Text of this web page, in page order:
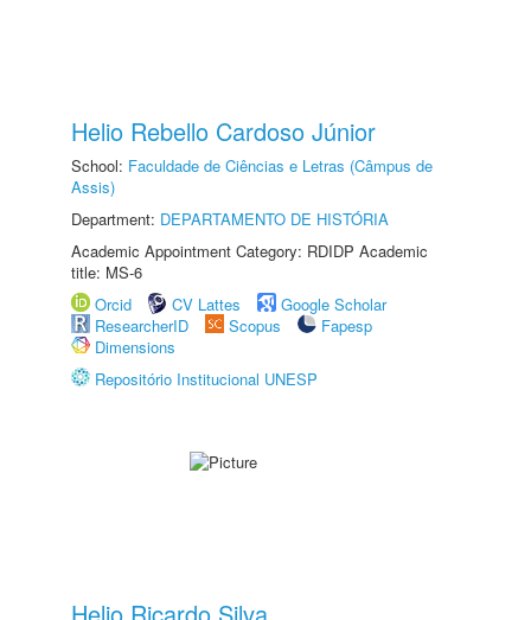
Helio Rebello Cardoso Júnior
School: Faculdade de Ciências e Letras (Câmpus de
Assis)
Department: DEPARTAMENTO DE HISTÓRIA
Academic Appointment Category: RDIDP Academic
title: MS-6
Orcid
CV Lattes
Google Scholar
ResearcherID
Scopus
Fapesp
Dimensions
Repositório Institucional UNESP